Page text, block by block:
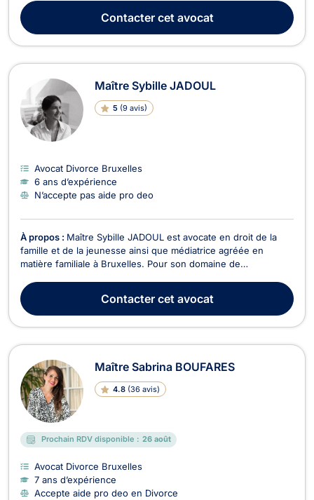
Mineurs, et Droit de l'Immobilier. En Droit de la Famille, Maître
TYMINSKA vous accompagne dans toutes le...
Contactercet avocat
Maître Sybille JADOUL
5 (9 avis)
Avocat Divorce Bruxelles
6 ans d’expérience
N’accepte pas aide pro deo
À propos : Maître Sybille JADOUL est avocate en droit de la
famille et de la jeunesse ainsi que médiatrice agréée en
matière familiale à Bruxelles. Pour son domaine de
JADOUL s'occupe de tout ce qui concerne les mariages,
séparation, cohabitation légale, divorce mais égalemen...
Contactercet avocat
Maître Sabrina BOUFARES
4.8 (36 avis)
Prochain RDV disponible : 26 août
Avocat Divorce Bruxelles
7 ans d’expérience
Accepte aide pro deo en Divorce